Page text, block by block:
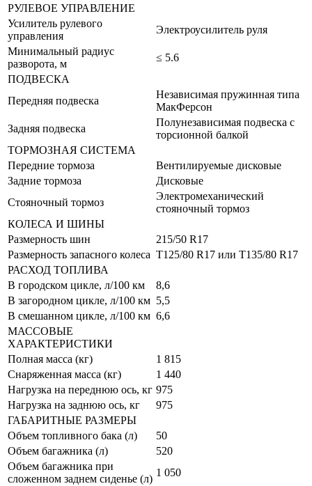
РУЛЕВОЕ УПРАВЛЕНИЕ
Усилитель рулевого
управления
Электроусилитель руля
Минимальный радиус
разворота, м
≤ 5.6
ПОДВЕСКА
Передняя подвеска
Независимая пружинная типа
МакФерсон
Задняя подвеска
Полунезависимая подвеска с
торсионной балкой
ТОРМОЗНАЯ СИСТЕМА
Передние тормоза
Вентилируемые дисковые
Задние тормоза
Дисковые
Стояночный тормоз
Электромеханический
стояночный тормоз
КОЛЕСА И ШИНЫ
Размерность шин
215/50 R17
Размерность запасного колеса T125/80 R17 или T135/80 R17
РАСХОД ТОПЛИВА
В городском цикле, л/100 км
8,6
В загородном цикле, л/100 км 5,5
В смешанном цикле, л/100 км 6,6
МАССОВЫЕ
ХАРАКТЕРИСТИКИ
Полная масса (кг)
1 815
Снаряженная масса (кг)
1 440
Нагрузка на переднюю ось, кг 975
Нагрузка на заднюю ось, кг
975
ГАБАРИТНЫЕ РАЗМЕРЫ
Объем топливного бака (л)
50
Объем багажника (л)
520
Объем багажника при
сложенном заднем сиденье (л)
1 050